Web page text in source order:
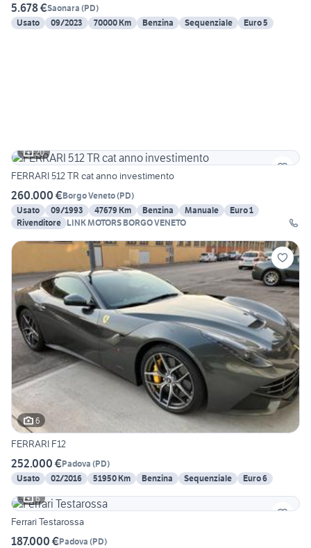
5.678 €Saonara (PD)
Usato
09/2023 70000 Km Benzina Sequenziale Euro 5
20
FERRARI 512 TR cat anno investimento
260.000 €Borgo Veneto(PD)
Usato
09/1993 47679 Km Benzina Manuale
Euro 1
Rivenditore LINK MOTORS BORGO VENETO
6
FERRARI F12
252.000 €Padova (PD)
Usato
02/2016 51950 Km Benzina Sequenziale
Euro 6
6
Ferrari Testarossa
187.000 €Padova (PD)